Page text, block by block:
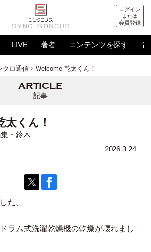
ログイン
または
会員登録
LIVE 著者 コンテンツを探す 音
クロ通信 Welcome 乾太くん！
記事
太くん！
・鈴木
2026.3.24
た。
ラム式洗濯乾燥機の乾燥が壊れまし